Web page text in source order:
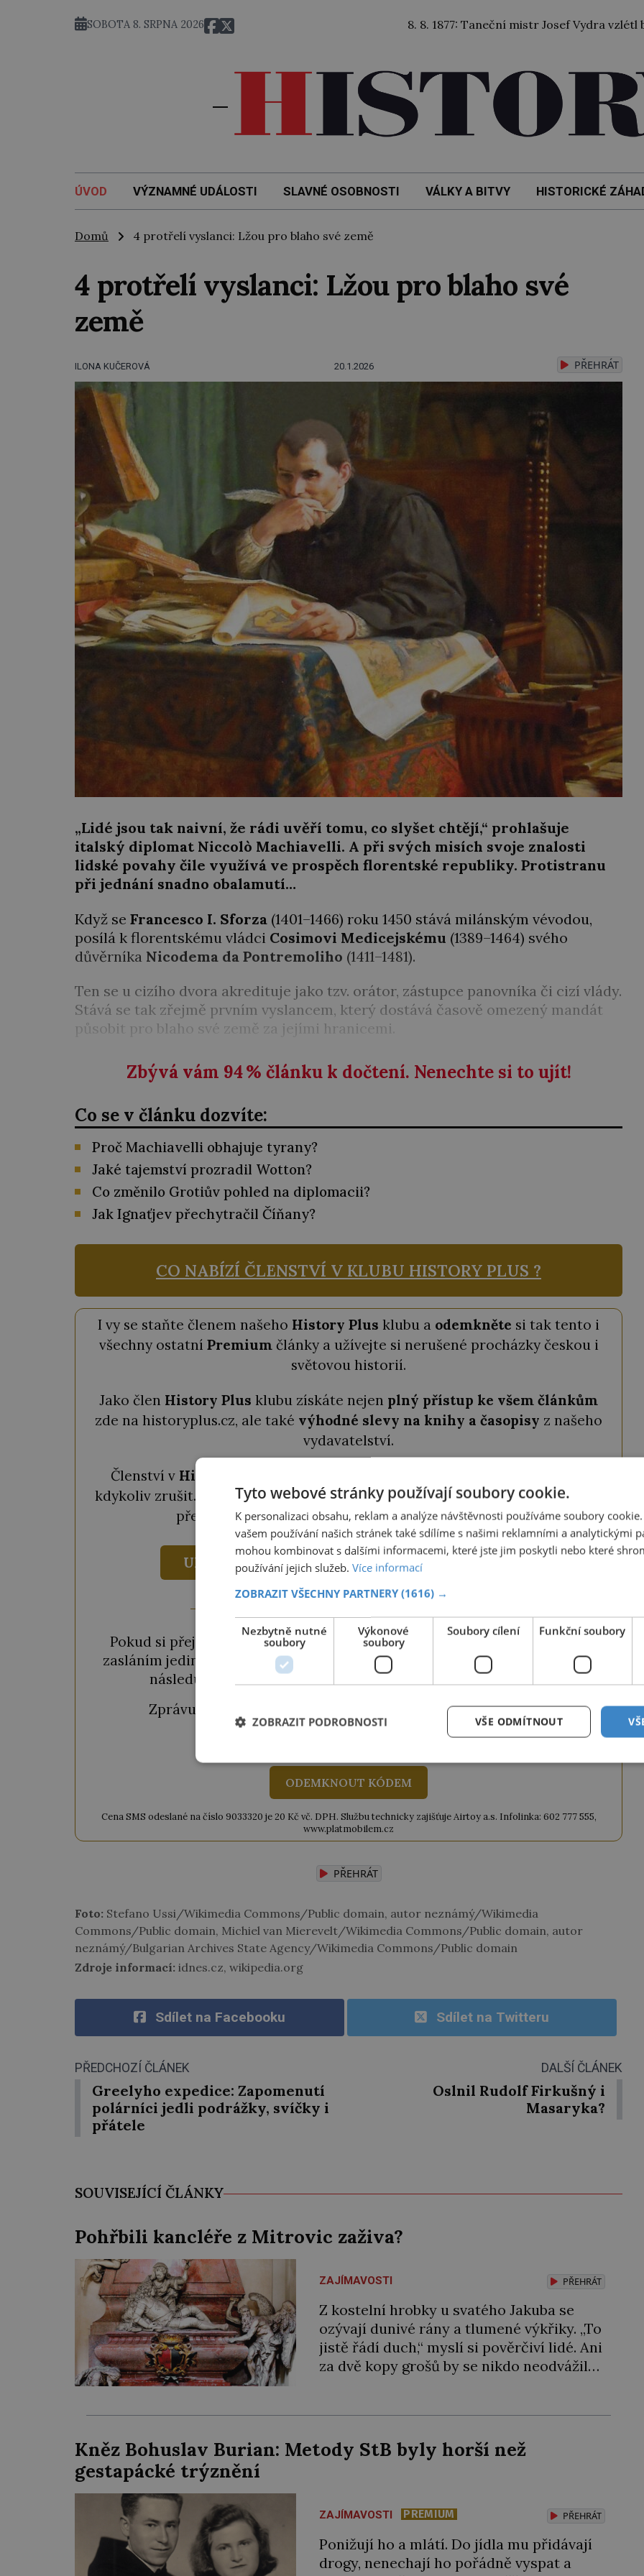
SOBOTA 8. SRPNA 2026 8. 8. 1877: Taneční mistr Josef Vydra vzlétl
ÚVOD VÝZNAMNÉ UDÁLOSTI SLAVNÉ OSOBNOSTI VÁLKY A BITVY HISTORICKÉ
Domů 4 protřelí vyslanci: Lžou pro blaho své země
4 protřelí vyslanci: Lžou pro blaho své
země
ILONA KUČEROVÁ 20.1.2026 PŘEHRÁT
„Lidé jsou tak naivní, že rádi uvěří tomu, co slyšet chtějí,“ prohlašuje
italský diplomat Niccolò Machiavelli. A při svých misích svoje znalosti
lidské povahy čile využívá ve prospěch florentské republiky. Protistranu
při jednání snadno obalamutí…
Když se Francesco I. Sforza (1401–1466) roku 1450 stává milánským vévodou,
posílá k florentskému vládci Cosimovi Medicejskému (1389–1464) svého
důvěrníka Nicodema da Pontremoliho (1411–1481).
Ten se u cizího dvora akredituje jako tzv. orátor, zástupce panovníka či cizí vlády.
Stává se tak zřejmě prvním vyslancem, který dostává časově omezený mandát
působit pro blaho své země za jejími hranicemi.
Zbývá vám 94% článku k dočtení. Nenechte si to ujít!
Co se v článku dozvíte:
Proč Machiavelli obhajuje tyrany?
Jaké tajemství prozradil Wotton?
Co změnilo Grotiův pohled na diplomacii?
Jak Ignaťjev přechytračil Číňany?
CO NABÍZÍ ČLENSTVÍ V KLUBU HISTORY PLUS ?
I vy se staňte členem našeho History Plus klubu a odemkněte si tak tento i
všechny ostatní Premiumčlánky a užívejte si nerušené procházky českou i
světovou historií.
Jako člen History Plus klubu získáte nejen plný přístup ke všem článkům
zde na historyplus.cz, ale také výhodné slevy na knihy a časopisy z našeho
vydavatelství.
Členství v History Plus
kdykoliv zrušit. Pokud chcete členství ještě výhodněji, můžete si vybrat roční
předplatné za690 Kča získat tak2 měsíce zdarma.
UKÁZAT VÝHODY ODEMKNOUT ČLÁNEK
Pokud si přejete odemknout pouze tento článek, můžete tak také učinit
zasláním jediné SMS. Během chvilky obdržíte číselný kód, který opíšete do
následujícího okénka a kliknutím na tlačítko jej odemknete.
Zprávu ve tvaru "
" odešlete na číslo903 33 20.
ODEMKNOUT KÓDEM
Cena SMS odeslané na číslo 9033320 je 20 Kč vč. DPH. Službu technicky zajišťuje Airtoy a.s. Infolinka: 602 777 555,
www.platmobilem.cz
PŘEHRÁT
Foto: Stefano Ussi/Wikimedia Commons/Public domain, autor neznámý/Wikimedia
Commons/Public domain, Michiel van Mierevelt/Wikimedia Commons/Public domain, autor
neznámý/Bulgarian Archives State Agency/Wikimedia Commons/Public domain
Zdroje informací: idnes.cz, wikipedia.org
Sdílet na Facebooku Sdílet na Twitteru
PŘEDCHOZÍ ČLÁNEK
Greelyho expedice: Zapomenutí
polárníci jedli podrážky, svíčky i
přátele
DALŠÍ ČLÁNEK
Oslnil Rudolf Firkušný i
Masaryka?
SOUVISEJÍCÍ ČLÁNKY
Pohřbili kancléře z Mitrovic zaživa?
ZAJÍMAVOSTI PŘEHRÁT
Z kostelní hrobky u svatého Jakuba se
ozývají dunivé rány a tlumené výkřiky. „To
jistě řádí duch,“ myslí si pověrčiví lidé. Ani
za dvě kopy grošů by se nikdo neodvážil
několik dní divné burácení skutečně
ustane. Když o mnoho let později hrobku
[…]
Kněz Bohuslav Burian: Metody StB byly horší než
gestapácké trýznění
ZAJÍMAVOSTI PREMIUM PŘEHRÁT
Ponižují ho a mlátí. Do jídla mu přidávají
drogy, nenechají ho pořádně vyspat a
Tyto webové stránky používají soubory cookie.
K personalizaci obsahu, reklam a analýze návštěvnosti používáme soubory
vašem používání našich stránek také sdílíme s našimi reklamními a analytickými
mohou kombinovat s dalšími informacemi, které jste jim poskytli nebo které
používání jejich služeb. Více informací
ZOBRAZIT VŠECHNY PARTNERY (1616) →
Nezbytně nutné
soubory
Výkonové
soubory
Soubory cílení Funkční soubory
VŠE ODMÍTNOUT
ZOBRAZIT PODROBNOSTI